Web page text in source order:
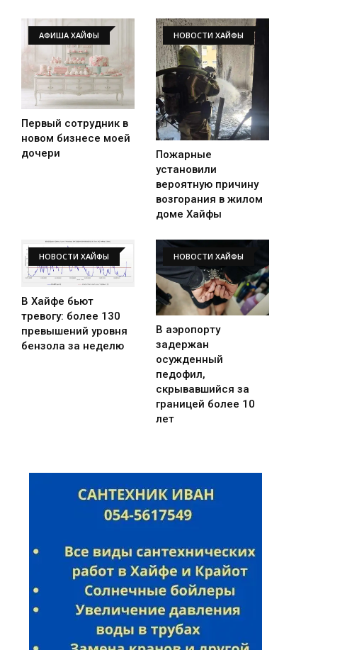
АФИША ХАЙФЫ
Первый сотрудник в
новом бизнесе моей
дочери
НОВОСТИ ХАЙФЫ
Пожарные
установили
вероятную причину
возгорания в жилом
доме Хайфы
НОВОСТИ ХАЙФЫ
В Хайфе бьют
тревогу: более 130
превышений уровня
бензола за неделю
НОВОСТИ ХАЙФЫ
В аэропорту
задержан
осужденный
педофил,
скрывавшийся за
границей более 10
лет